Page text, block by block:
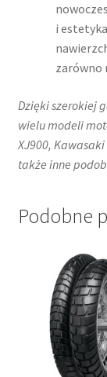
i
zarówno
Dzięki szerokiej
wielu modeli
XJ900,
także inne
Podobne